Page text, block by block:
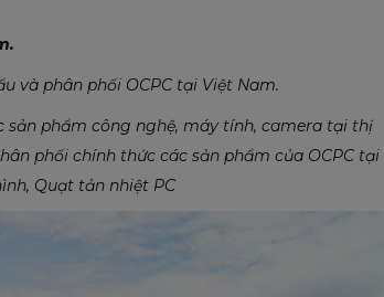
và phân phối OCPC tại Việt Nam.
sản phẩm công nghệ, máy tính, camera tại thị
phối chính thức các sản phẩm của OCPC tại
Quạt tản nhiệt PC